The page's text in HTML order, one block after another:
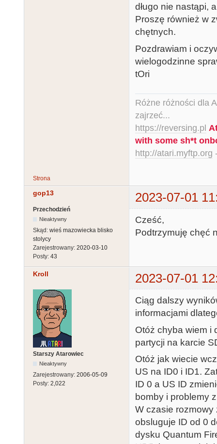
długo nie nastąpi,
Proszę również w
chętnych.
Pozdrawiam i
wielogodzinne
tOri
Różne różności dla
zajrzeć...
https://reversing.pl
with some sh*t
http://atari.myftp.org
Strona
gop13 2023-07-01
Przechodzień
Nieaktywny
Skąd: wieś mazowiecka blisko
stolycy
Zarejestrowany: 2020-03-10
Posty: 43
Cześć,
Podtrzymuję chęć
Kroll 2023-07-01
Starszy Atarowiec
Nieaktywny
Zarejestrowany: 2006-05-09
Posty: 2,022
Ciąg dalszy
informacjami
Otóż chyba wiem i
partycji na karcie
Otóż jak wiecie
US na ID0 i ID1.
ID 0 a US ID
bomby i problemy
W czasie
obsluguje ID od 0
dysku Quantum